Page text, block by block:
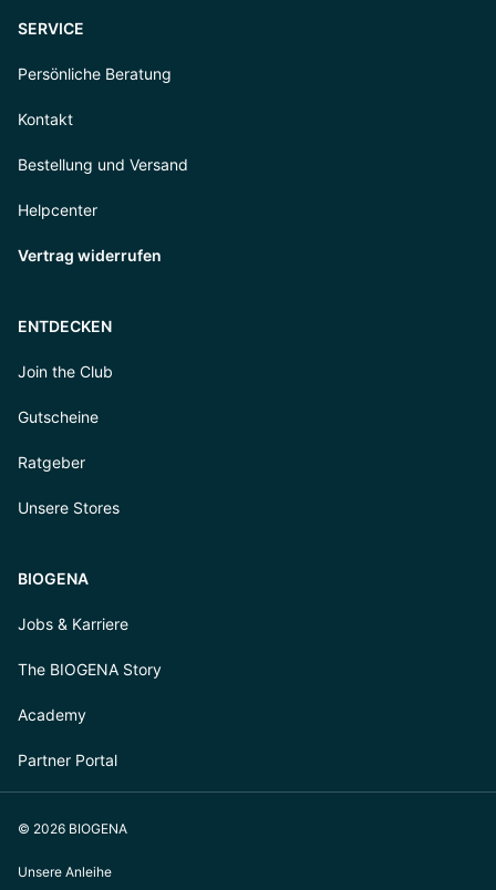
SERVICE
Persönliche Beratung
Kontakt
Bestellung und Versand
Helpcenter
Vertrag widerrufen
ENTDECKEN
Join the Club
Gutscheine
Ratgeber
Unsere Stores
BIOGENA
Jobs & Karriere
The BIOGENA Story
Academy
Partner Portal
© 2026 BIOGENA
Unsere Anleihe